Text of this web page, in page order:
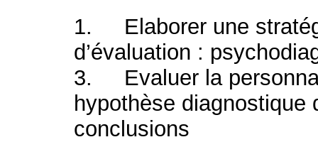
1. Elaborer une
d’évaluation :
3. Evaluer la
hypothèse
conclusions